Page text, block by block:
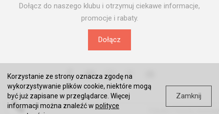
Dołącz do naszego klubu i otrzymuj ciekawe informacje,
promocje i rabaty.
Dołącz
Korzystanie ze strony oznacza zgodę na
wykorzystywanie plików cookie, niektóre mogą
być już zapisane w przeglądarce. Więcej
informacji można znaleźć w polityce
Zamknij